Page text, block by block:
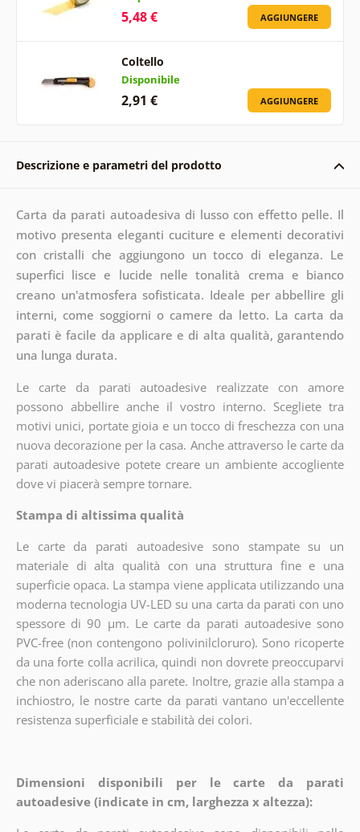
5,48 € AGGIUNGERE
Coltello
Disponibile
2,91 € AGGIUNGERE
Descrizione e parametri del prodotto
Carta da parati autoadesiva di lusso con effetto pelle. Il
motivo presenta eleganti cuciture e elementi decorativi
con cristalli che aggiungono un tocco di eleganza. Le
superfici lisce e lucide nelle tonalità crema e bianco
creano un'atmosfera sofisticata. Ideale per abbellire gli
interni, come soggiorni o camere da letto. La carta da
parati è facile da applicare e di alta qualità, garantendo
una lunga durata.
Le carte da parati autoadesive realizzate con amore
possono abbellire anche il vostro interno. Scegliete tra
motivi unici, portate gioia e un tocco di freschezza con una
nuova decorazione per la casa. Anche attraverso le carte da
parati autoadesive potete creare un ambiente accogliente
dove vi piacerà sempre tornare.
Stampa di altissima qualità
Le carte da parati autoadesive sono stampate su un
materiale di alta qualità con una struttura fine e una
superficie opaca. La stampa viene applicata utilizzando una
moderna tecnologia UV-LED su una carta da parati con uno
spessore di 90 µm. Le carte da parati autoadesive sono
PVC-free (non contengono polivinilcloruro). Sono ricoperte
da una forte colla acrilica, quindi non dovrete preoccuparvi
che non aderiscano alla parete. Inoltre, grazie alla stampa a
inchiostro, le nostre carte da parati vantano un'eccellente
resistenza superficiale e stabilità dei colori.
Dimensioni disponibili per le carte da parati
autoadesive (indicate in cm, larghezza x altezza):